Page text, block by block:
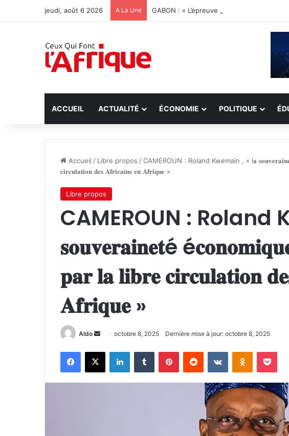
jeudi, août 6 2026 A La Une GABON : « L’épreuve peut devenir le
ACCUEIL ACTUALITÉ ÉCONOMIE POLITIQUE
Accueil / Libre propos /CAMEROUN : Roland Kwemain , « l𝐚
𝐜𝐢𝐫𝐜𝐮𝐥𝐚𝐭𝐢𝐨𝐧 𝐝𝐞𝐬 𝐀𝐟𝐫𝐢𝐜𝐚𝐢𝐧𝐬 𝐞𝐧 𝐀𝐟𝐫𝐢𝐪𝐮𝐞 »
Libre propos
CAMEROUN : Roland
𝐬𝐨𝐮𝐯𝐞𝐫𝐚𝐢𝐧𝐞𝐭é
𝐩𝐚𝐫 𝐥𝐚 𝐥𝐢𝐛𝐫𝐞 𝐜𝐢𝐫𝐜𝐮𝐥𝐚𝐭𝐢𝐨𝐧
𝐀𝐟𝐫𝐢𝐪𝐮𝐞 »
Aldo
Envoyer
courriel
octobre 8, 2025 Dernière mise à jour: octobre 8, 2025
Facebook
X LinkedinTumblr PinterestReddit VKontakte